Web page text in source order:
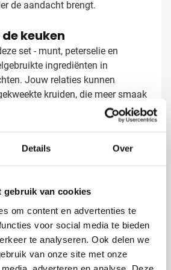
Details Over
gebruik van cookies
om content en advertenties te
voor social media te bieden
te analyseren. Ook delen we
van onze site met onze
adverteren en analyse. Deze
de aandacht brengt.
keuken
set - munt, peterselie en
ingrediënten in
Jouw relaties kunnen
kruiden, die meer smaak
varianten uit de supermarkt. De
voor een goede
relatiegeschenk:
in één of meer kleuren
tekst of slogan
bedrukking voor maximale impact
biedt een natuurlijke